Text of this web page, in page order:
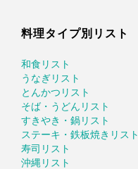
料理タイプ別リスト
和食リスト
うなぎリスト
とんかつリスト
そば・うどんリスト
すきやき・鍋リスト
ステーキ・鉄板焼きリスト
寿司リスト
沖縄リスト